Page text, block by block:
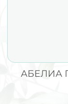
АБЕЛИА